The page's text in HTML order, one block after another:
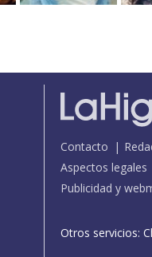
Contacto
Aspectos legales
Publicidad y
Otros servicios: